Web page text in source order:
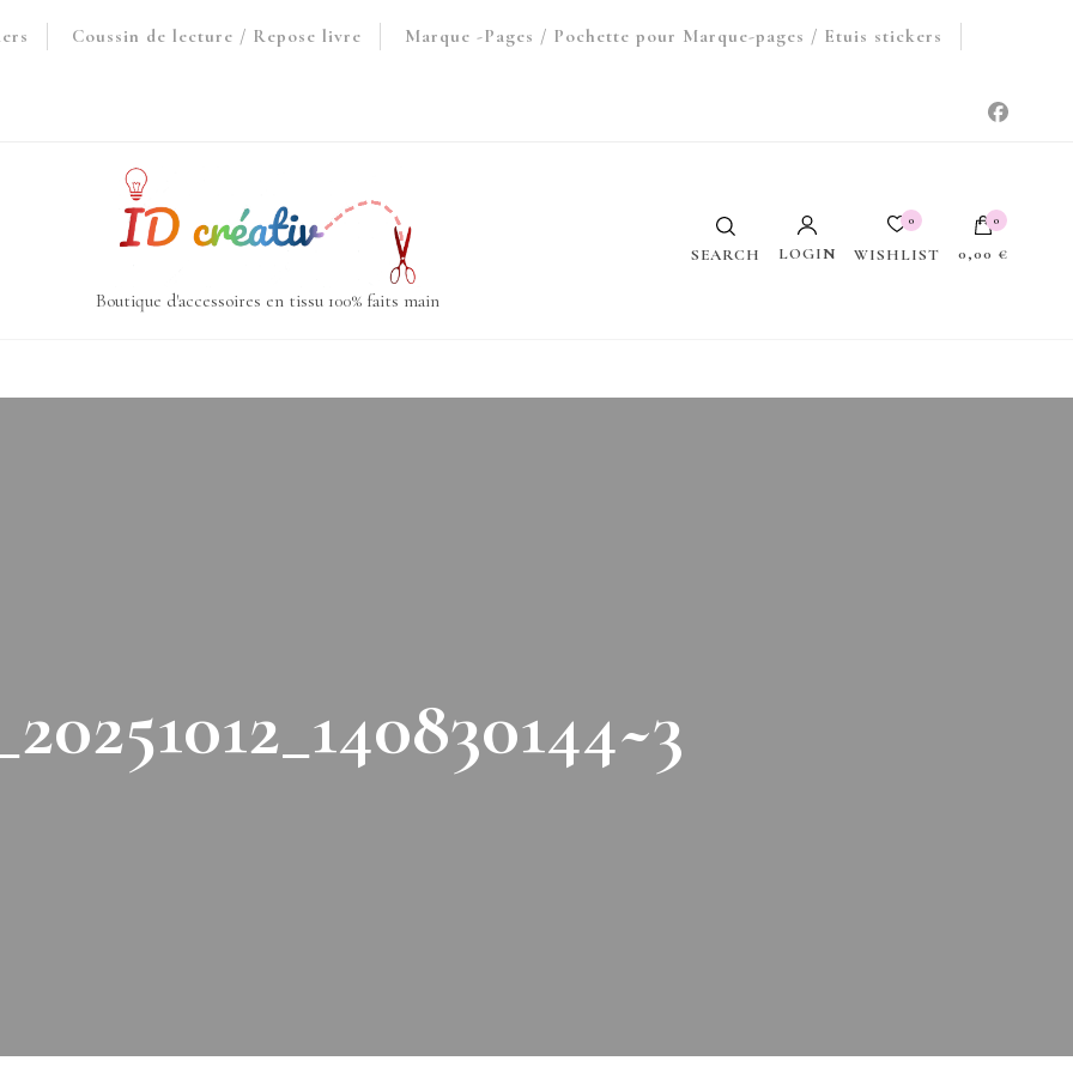
Coussin de lecture / Repose livre Marque -Pages / Pochette pour Marque-pages / Etuis stickers
Boutique d'accessoires en tissu 100% faits main
SEARCH LOGIN
0
WISHLIST
0
0,00 €